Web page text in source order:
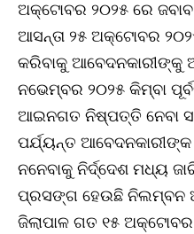
ଅକ୍ଟୋବର ୨୦୨୫ ରେ
ଆସନ୍ତା ୨୫ ଅକ୍ଟୋବର
କରିବାକୁ ଆବେଦନକାରୀଙ୍କୁ
ନଭେମ୍ବର ୨୦୨୫ କିମ୍ବା
ଆଇନଗତ ନିଷ୍ପତ୍ତି ନେବା
ପର୍ଯ୍ୟନ୍ତ ଆବେଦନକାରୀଙ୍କ
ନନେବାକୁ ନିର୍ଦ୍ଦେଶ ମଧ୍ୟ
ପ୍ରସଙ୍ଗ ହେଉଛି ନିଲମ୍ବନ
ଜିଲାପାଳ ଗତ ୧୫